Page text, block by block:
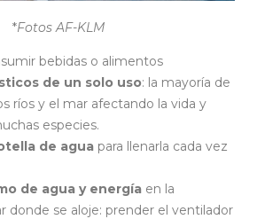
*Fotos AF-KLM
bebidas o alimentos
de un solo uso: la mayoría de
ríos y el mar afectando la vida y
especies.
de agua para llenarla cada vez
de agua y energía en la
donde se aloje: prender el ventilador